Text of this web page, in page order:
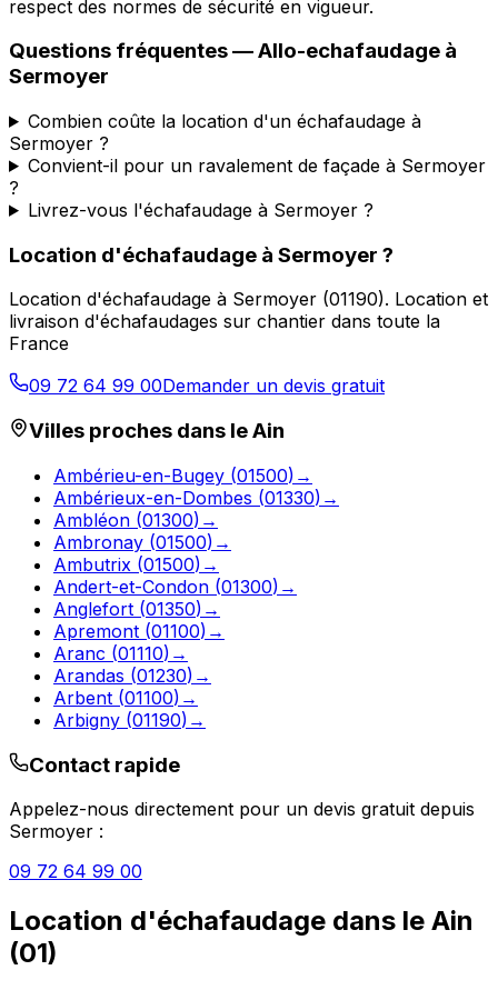
respect des normes de sécurité en vigueur.
Questions fréquentes —Allo-echafaudage à
Sermoyer
Combien coûte la location d'un échafaudage à
Sermoyer ?
Convient-il pour un ravalement de façade à Sermoyer
?
Livrez-vous l'échafaudage à Sermoyer ?
Location d'échafaudage à Sermoyer ?
Location d'échafaudage à Sermoyer (01190). Location et
livraison d'échafaudages sur chantier dans toute la
France
09 72 64 99 00Demander un devis gratuit
Villes proches dans leAin
Ambérieu-en-Bugey (01500) →
Ambérieux-en-Dombes (01330) →
Ambléon (01300) →
Ambronay (01500) →
Ambutrix (01500) →
Andert-et-Condon (01300) →
Anglefort (01350) →
Apremont (01100) →
Aranc (01110) →
Arandas (01230) →
Arbent (01100) →
Arbigny (01190) →
Contact rapide
Appelez-nous directement pour un devis gratuit depuis
Sermoyer :
09 72 64 99 00
Location d'échafaudage dans le Ain
(01)